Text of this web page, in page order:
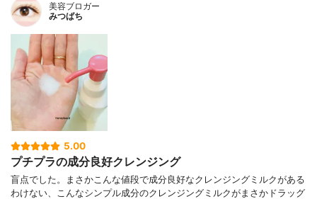
美容ブロガー
みつばち
5.00
プチプラの成分良好クレンジング
盲点でした。まさかこんな値段で成分良好なクレンジングミルクがある
わけない、こんなシンプル成分のクレンジングミルクがまさかドラッグ